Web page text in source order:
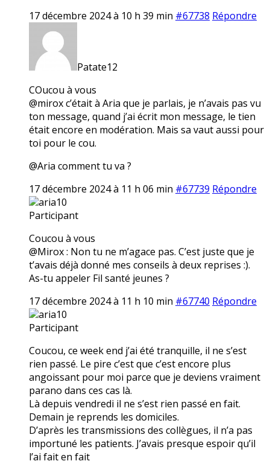
17 décembre 2024 à 10 h 39 min #67738 Répondre
Patate12
COucou à vous
@mirox c’était à Aria que je parlais, je n’avais pas vu
ton message, quand j’ai écrit mon message, le tien
était encore en modération. Mais sa vaut aussi pour
toi pour le cou.
@Aria comment tu va ?
17 décembre 2024 à 11 h 06 min #67739 Répondre
aria10
Participant
Coucou à vous
@Mirox : Non tu ne m’agace pas. C’est juste que je
t’avais déjà donné mes conseils à deux reprises :).
As-tu appeler Fil santé jeunes ?
17 décembre 2024 à 11 h 10 min #67740 Répondre
aria10
Participant
Coucou, ce week end j’ai été tranquille, il ne s’est
rien passé. Le pire c’est que c’est encore plus
angoissant pour moi parce que je deviens vraiment
parano dans ces cas là.
Là depuis vendredi il ne s’est rien passé en fait.
Demain je reprends les domiciles.
D’après les transmissions des collègues, il n’a pas
importuné les patients. J’avais presque espoir qu’il
l’ai fait en fait